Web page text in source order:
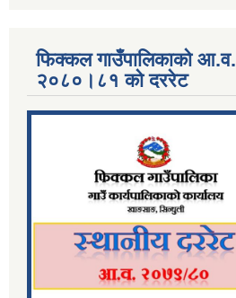
फिक्कल गाउँपालिकाको आ.व.
२०८०।८१ को दररेट